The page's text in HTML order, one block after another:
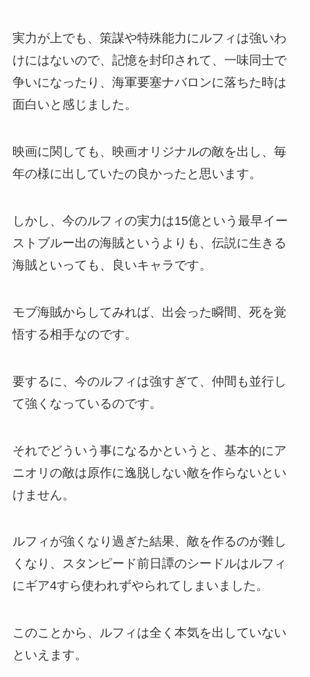
実力が上でも、策謀や特殊能力にルフィは強いわ
けにはないので、記憶を封印されて、一味同士で
争いになったり、海軍要塞ナバロンに落ちた時は
面白いと感じました。
映画に関しても、映画オリジナルの敵を出し、毎
年の様に出していたの良かったと思います。
しかし、今のルフィの実力は15億という最早イー
ストブルー出の海賊というよりも、伝説に生きる
海賊といっても、良いキャラです。
モブ海賊からしてみれば、出会った瞬間、死を覚
悟する相手なのです。
要するに、今のルフィは強すぎて、仲間も並行し
て強くなっているのです。
それでどういう事になるかというと、基本的にア
ニオリの敵は原作に逸脱しない敵を作らないとい
けません。
ルフィが強くなり過ぎた結果、敵を作るのが難し
くなり、スタンピード前日譚のシードルはルフィ
にギア4すら使われずやられてしまいました。
このことから、ルフィは全く本気を出していない
といえます。